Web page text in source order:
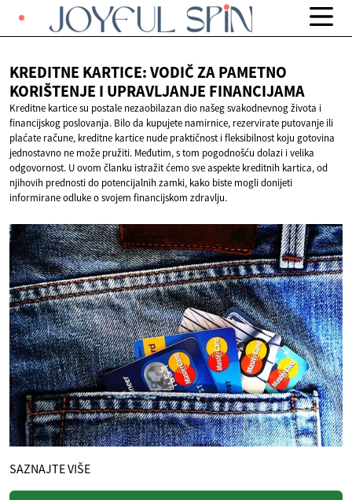
KREDITNE KARTICE: VODIČ ZA PAMETNO
KORIŠTENJE I UPRAVLJANJE FINANCIJAMA
Kreditne kartice su postale nezaobilazan dio našeg svakodnevnog života i
financijskog poslovanja. Bilo da kupujete namirnice, rezervirate putovanje ili
plaćate račune, kreditne kartice nude praktičnost i fleksibilnost koju gotovina
jednostavno ne može pružiti. Međutim, s tom pogodnošću dolazi i velika
odgovornost. U ovom članku istražit ćemo sve aspekte kreditnih kartica, od
njihovih prednosti do potencijalnih zamki, kako biste mogli donijeti
informirane odluke o svojem financijskom zdravlju.
SAZNAJTE VIŠE